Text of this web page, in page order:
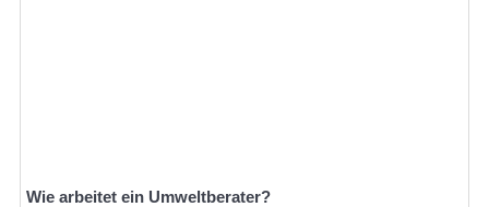
Wie arbeitet ein Umweltberater?